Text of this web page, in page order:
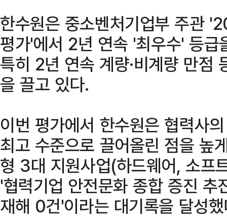
한수원은 중소벤처기업부 주관
평가'에서 2년 연속 '최우수' 등
특히 2년 연속 계량·비계량 만점
을 끌고 있다.
이번 평가에서 한수원은 협력사
최고 수준으로 끌어올린 점을 높
형 3대 지원사업(하드웨어, 소프
'협력기업 안전문화 종합 증진
재해 0건'이라는 대기록을 달성